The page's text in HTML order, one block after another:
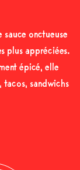
sauce onctueuse
plus appréciées.
épicé, elle
tacos, sandwichs